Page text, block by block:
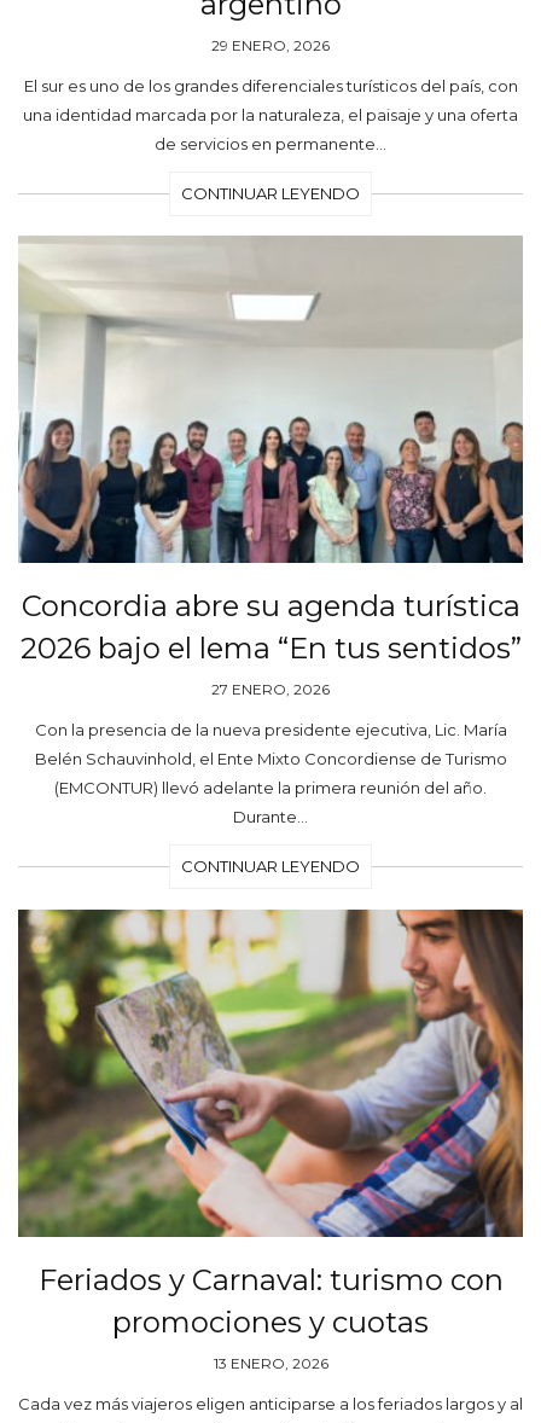
29 ENERO, 2026
El sur es uno de los grandes diferenciales turísticos del país, con
una identidad marcada por la naturaleza, el paisaje y una oferta
de servicios en permanente…
CONTINUAR LEYENDO
Concordia abre su agenda turística
2026 bajo el lema “En tus sentidos”
27 ENERO, 2026
Con la presencia de la nueva presidente ejecutiva, Lic. María
Belén Schauvinhold, el Ente Mixto Concordiense de Turismo
(EMCONTUR) llevó adelante la primera reunión del año.
Durante…
CONTINUAR LEYENDO
Feriados y Carnaval: turismo con
promociones y cuotas
13 ENERO, 2026
Cada vez más viajeros eligen anticiparse a los feriados largos y al